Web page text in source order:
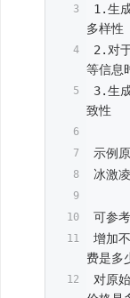
1.生
多样性
2.对
等信息
3.生
致性
示例
冰激
可参
增加
费是多
对原